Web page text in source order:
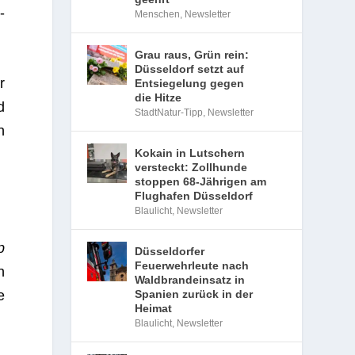
Menschen, Newsletter
Grau raus, Grün rein:
Düsseldorf setzt auf
Entsiegelung gegen
die Hitze
StadtNatur-Tipp, Newsletter
Kokain in Lutschern
versteckt: Zollhunde
stoppen 68-Jährigen am
Flughafen Düsseldorf
Blaulicht, Newsletter
Düsseldorfer
Feuerwehrleute nach
Waldbrandeinsatz in
Spanien zurück in der
Heimat
Blaulicht, Newsletter